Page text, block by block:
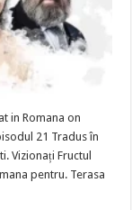
in Romana on
21 Tradus în
Vizionați Fructul
pentru. Terasa